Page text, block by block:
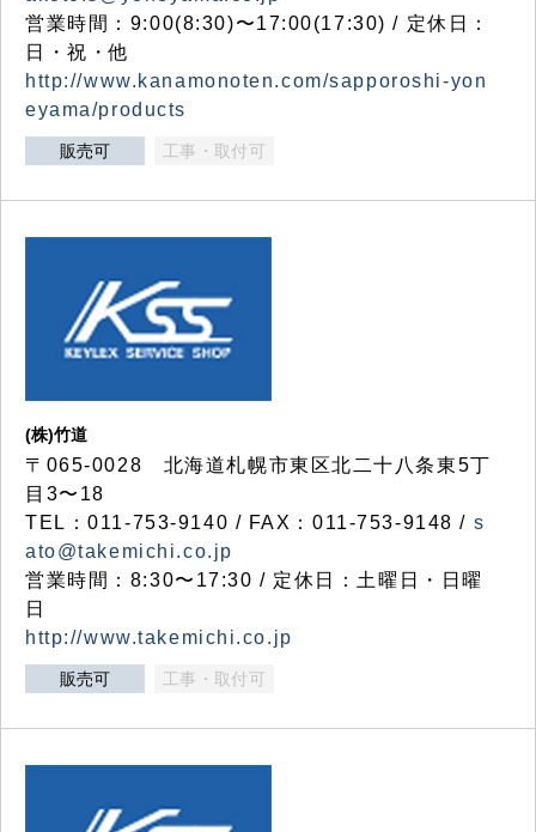
営業時間：9:00(8:30)〜17:00(17:30) / 定休日：
日・祝・他
http://www.kanamonoten.com/sapporoshi-yon
eyama/products
販売可 工事・取付可
(株)竹道
〒065-0028 北海道札幌市東区北二十八条東5丁
目3〜18
TEL：011-753-9140 / FAX：011-753-9148 / s
ato@takemichi.co.jp
営業時間：8:30〜17:30 / 定休日：土曜日・日曜
日
http://www.takemichi.co.jp
販売可 工事・取付可